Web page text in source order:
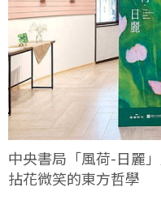
中央書局「風荷-日麗
拈花微笑的東方哲學